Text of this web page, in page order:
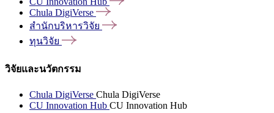
Chula DigiVerse
สำนักบริหารวิจัย
ทุนวิจัย
วิจัยและนวัตกรรม
Chula DigiVerse Chula DigiVerse
CU Innovation Hub CU Innovation Hub